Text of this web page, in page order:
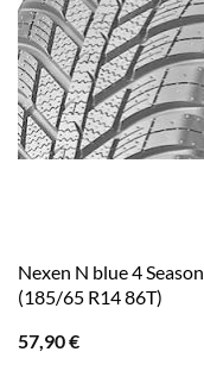
Nexen N blue 4 Season
(185/65 R14 86T)
57,90€